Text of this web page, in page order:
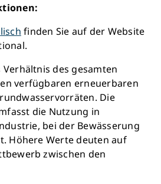
finden Sie auf der Website
des gesamten
verfügbaren erneuerbaren
Die
die Nutzung in
bei der Bewässerung
Höhere Werte deuten auf
zwischen den